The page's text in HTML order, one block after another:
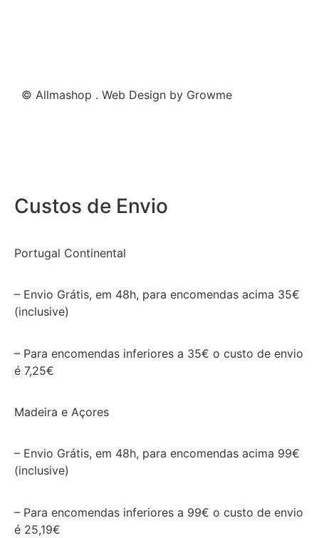
© Allmashop . Web Design by Growme
Custos de Envio
Portugal Continental
– Envio Grátis, em 48h, para encomendas acima 35€
(inclusive)
– Para encomendas inferiores a 35€ o custo de envio
é 7,25€
Madeira e Açores
– Envio Grátis, em 48h, para encomendas acima 99€
(inclusive)
– Para encomendas inferiores a 99€ o custo de envio
é 25,19€